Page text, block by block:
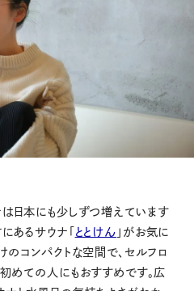
は日本にも少しずつ増えています
あるサウナ「
ととけん 」がお気に
のコンパクトな空間で、セルフロ
初めての人にもおすすめです。広